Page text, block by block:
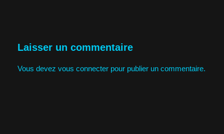
Laisser un commentaire
Vous devez vous connecter pour publier un commentaire.